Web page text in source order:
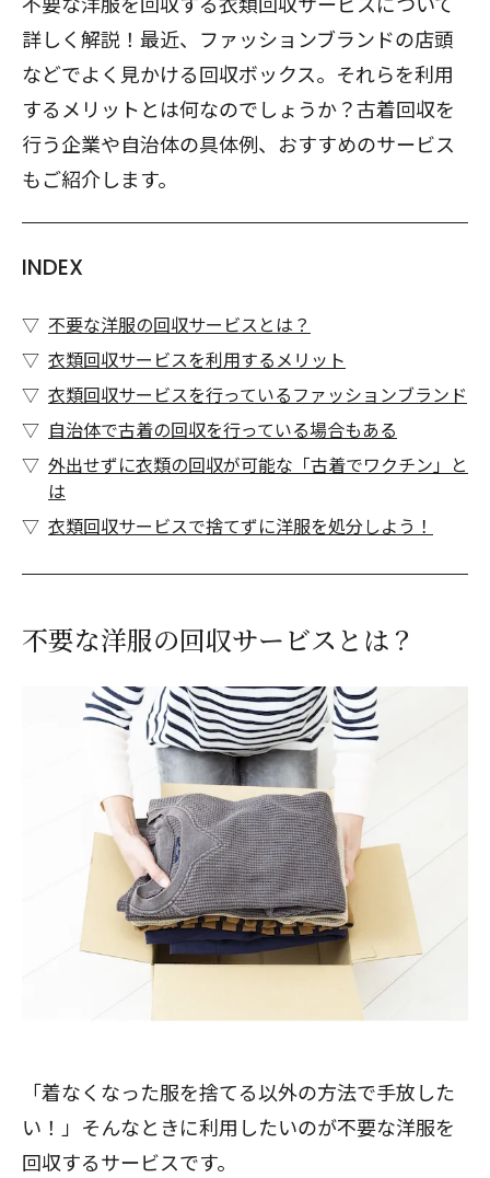
詳しく解説！最近、ファッションブランドの店頭
などでよく見かける回収ボックス。それらを利用
するメリットとは何なのでしょうか？古着回収を
行う企業や自治体の具体例、おすすめのサービス
もご紹介します。
INDEX
不要な洋服の回収サービスとは？
衣類回収サービスを利用するメリット
衣類回収サービスを行っているファッションブランド
自治体で古着の回収を行っている場合もある
外出せずに衣類の回収が可能な「古着でワクチン」と
は
衣類回収サービスで捨てずに洋服を処分しよう！
不要な洋服の回収サービスとは？
「着なくなった服を捨てる以外の方法で手放した
い！」そんなときに利用したいのが不要な洋服を
回収するサービスです。